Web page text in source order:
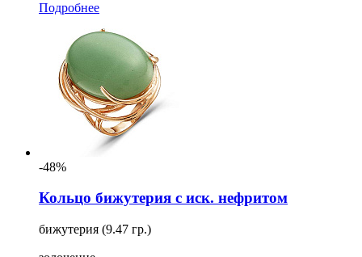
Подробнее
-48%
Кольцо бижутерия с иск. нефритом
бижутерия (9.47 гр.)